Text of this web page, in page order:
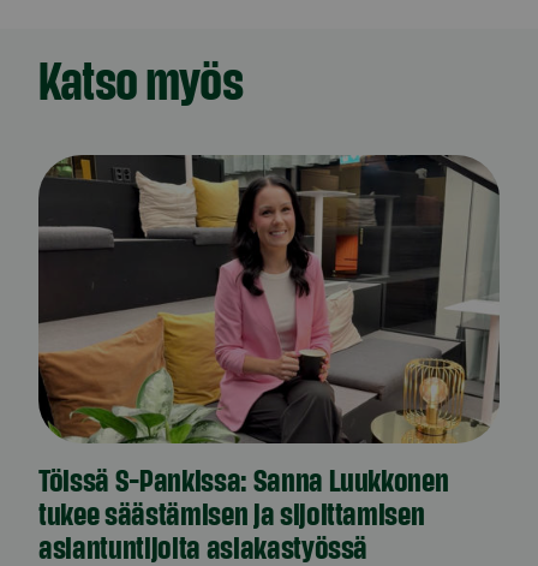
Katso myös
Töissä S-Pankissa: Sanna Luukkonen
tukee säästämisen ja sijoittamisen
asiantuntijoita asiakastyössä